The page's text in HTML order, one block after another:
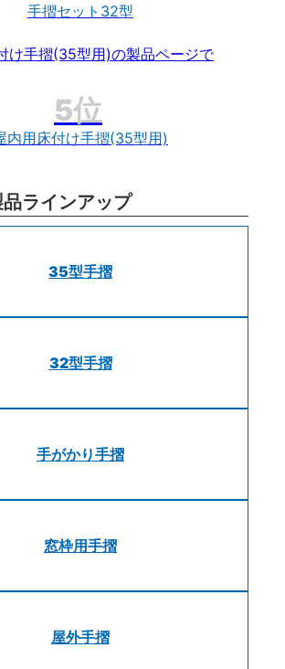
手摺セット32型
内用床付け手摺(35型用)
ラインアップ
35型手摺
32型手摺
手がかり手摺
窓枠用手摺
屋外手摺